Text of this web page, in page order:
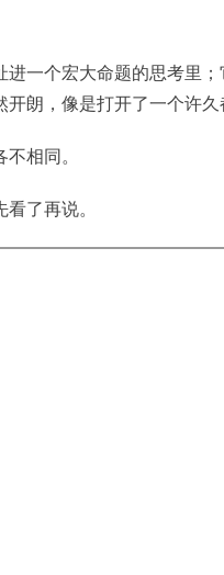
进一个宏大命题的思考里
开朗，像是打开了一个许
相同。
了再说。